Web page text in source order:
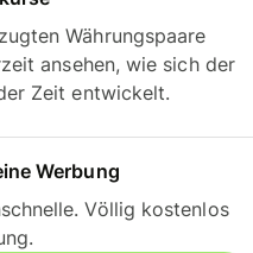
Währungspaare
ansehen, wie sich der
Zeit entwickelt.
Werbung
Völlig kostenlos